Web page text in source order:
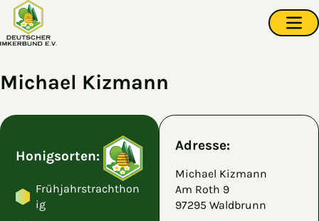
Zum Hauptinhalt springen
Michael Kizmann
Honigsorten:
Frühjahrstrachthon
ig
Adresse:
Michael Kizmann
Am Roth 9
97295 Waldbrunn